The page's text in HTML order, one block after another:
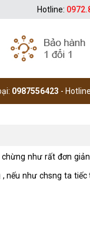
0987556423 -
như rất đơn
như chsng ta
Hotline: